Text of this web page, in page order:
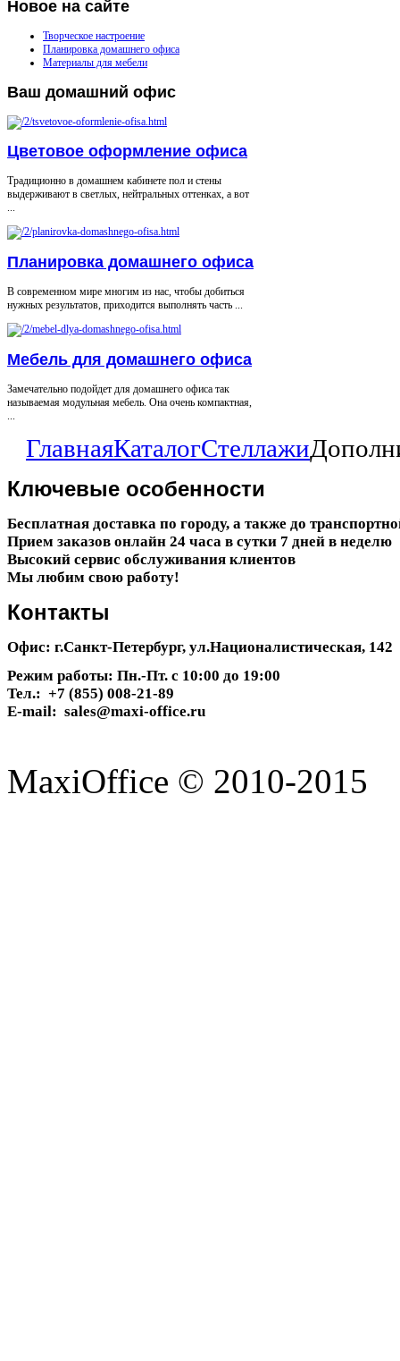
Новое на сайте
Творческое настроение
Планировка домашнего офиса
Материалы для мебели
Ваш домашний офис
Цветовое оформление офиса
Традиционно в домашнем кабинете пол и стены
выдерживают в светлых, нейтральных оттенках, а вот
...
Планировка домашнего офиса
В современном мире многим из нас, чтобы добиться
нужных результатов, приходится выполнять часть ...
Мебель для домашнего офиса
Замечательно подойдет для домашнего офиса так
называемая модульная мебель. Она очень компактная,
...
ГлавнаяКаталогСтеллажи
Ключевые особенности
Бесплатная доставка по городу, а также до
Прием заказов онлайн 24 часа в сутки 7 дней в неделю
Высокий сервис обслуживания клиентов
Мы любим свою работу!
Контакты
Офис: г.Санкт-Петербург, ул.Националистическая, 142
Режим работы: Пн.-Пт. с 10:00 до 19:00
Тел.: +7 (855) 008-21-89
E-mail: sales@maxi-office.ru
MaxiOffice © 2010-2015